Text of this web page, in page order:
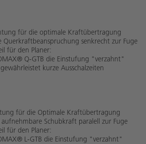
für die optimale Kraftübertragung
Querkraftbeanspruchung senkrecht zur Fuge
für den Planer:
Q-GTB die Einstufung "verzahnt"
kurze Ausschalzeiten
für die Optimale Kraftübertragung
Schubkraft paralell zur Fuge
für den Planer:
L-GTB die Einstufung "verzahnt"